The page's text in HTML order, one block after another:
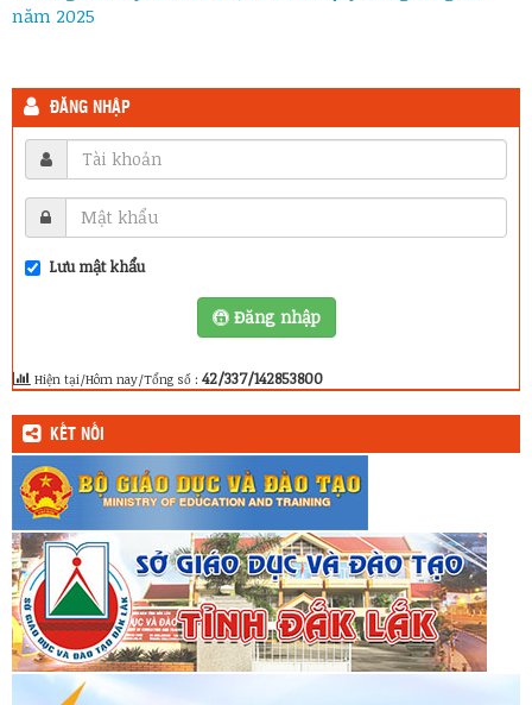
năm 2025
ĐĂNG NHẬP
Lưu mật khẩu
Đăng nhập
Hiện tại/Hôm nay/Tổng số : 42/337/142853800
KẾT NỐI